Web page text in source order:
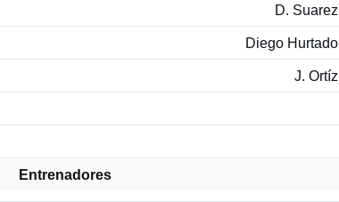
D. Suarez
Diego Hurtado
J. Ortíz
Entrenadores